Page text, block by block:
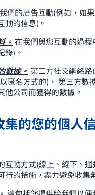
們的廣告互動(例如，如
動的信息)。
。 在我們與您互動的過
錄)。
數據。 第三方社交網絡
匿名方式的)， 第三方數
他公司而獲得的數據。
集的您的個人
互動方式(線上、線下、
行的措施，盡力避免收集